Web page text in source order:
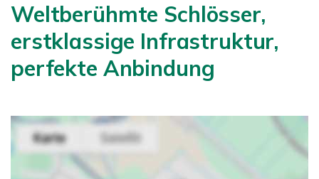
Weltberühmte Schlösser,
erstklassige Infrastruktur,
perfekte Anbindung